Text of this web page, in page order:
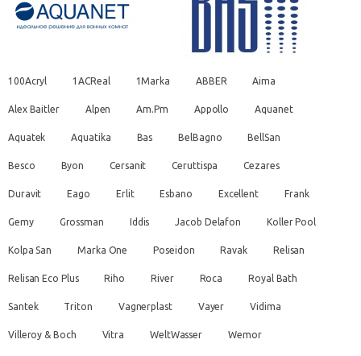
100Acryl 1ACReal 1Marka ABBER Aima
Alex Baitler Alpen Am.Pm Appollo Aquanet
Aquatek Aquatika Bas BelBagno BellSan
Besco Byon Cersanit Ceruttispa Cezares
Duravit Eago Erlit Esbano Excellent Frank
Gemy Grossman Iddis Jacob Delafon Koller Pool
Kolpa San Marka One Poseidon Ravak Relisan
Relisan Eco Plus Riho River Roca Royal Bath
Santek Triton Vagnerplast Vayer Vidima
Villeroy & Boch Vitra WeltWasser Wemor